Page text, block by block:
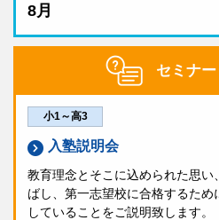
詳細は以下の「
タイムテーブル
タイムテーブルは校舎によって
解答解説
解答解説を8/31（月）・解説授
早稲田アカデミーOnline
の
にて閲覧いただけます。
8月
セミナ
小1～高3
入塾説明会
教育理念とそこに込められた思い
ばし、第一志望校に合格するた
していることをご説明致します。